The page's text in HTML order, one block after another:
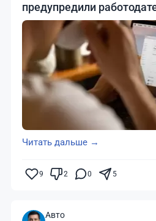
предупредили
Читать дальше →
9 2 0 5
Авто